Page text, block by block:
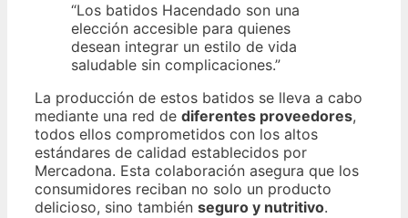
“Los batidos Hacendado son una
elección accesible para quienes
desean integrar un estilo de vida
saludable sin complicaciones.”
La producción de estos batidos se lleva a cabo
mediante una red de diferentes proveedores,
todos ellos comprometidos con los altos
estándares de calidad establecidos por
Mercadona. Esta colaboración asegura que los
consumidores reciban no solo un producto
delicioso, sino también seguro y nutritivo.